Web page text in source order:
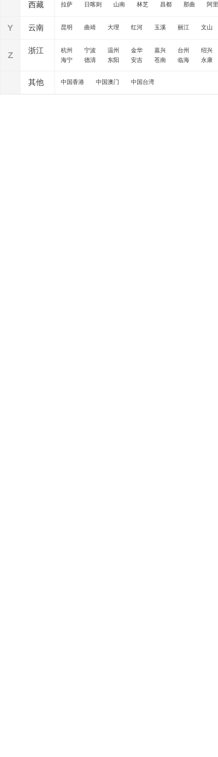
西藏 拉萨 日喀则 山南 林芝 昌都 那曲 阿里
Y 云南 昆明 曲靖 大理 红河 玉溪 丽江 文山
Z 浙江 杭州 宁波 温州 金华 嘉兴 台州
绍兴
海宁
德清 东阳 安吉 苍南 临海 永康
其他 中国香港 中国澳门 中国台湾